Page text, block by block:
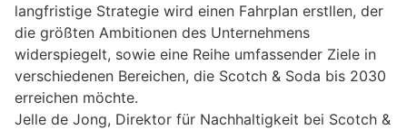
langfristige Strategie wird einen Fahrplan erstllen, der
die größten Ambitionen des Unternehmens
widerspiegelt, sowie eine Reihe umfassender Ziele in
verschiedenen Bereichen, die Scotch & Soda bis 2030
erreichen möchte.
Jelle de Jong, Direktor für Nachhaltigkeit bei Scotch &